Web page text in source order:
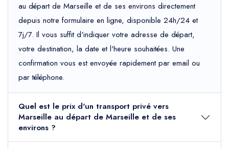
au départ de Marseille et de ses environs directement
depuis notre formulaire en ligne, disponible 24h/24 et
7j/7. Il vous suffit d'indiquer votre adresse de départ,
votre destination, la date et l'heure souhaitées. Une
confirmation vous est envoyée rapidement par email ou
par téléphone.
Quel est le prix d'un transport privé vers
Marseille au départ de Marseille et de ses
environs ?